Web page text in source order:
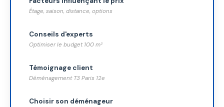
Étage, saison, distance, options
Conseils d'experts
Optimiser le budget 100 m²
Témoignage client
Déménagement T3 Paris 12e
Choisir son déménageur